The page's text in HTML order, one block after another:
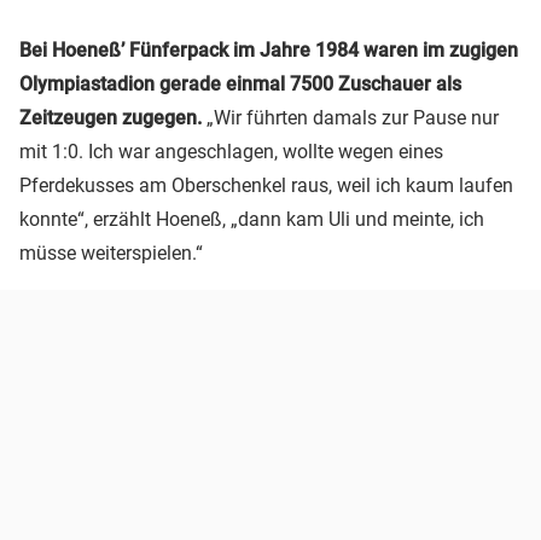
Bei Hoeneß’ Fünferpack im Jahre 1984 waren im zugigen
Olympiastadion gerade einmal 7500 Zuschauer als
Zeitzeugen zugegen. „Wir führten damals zur Pause nur
mit 1:0. Ich war angeschlagen, wollte wegen eines
Pferdekusses am Oberschenkel raus, weil ich kaum laufen
konnte“, erzählt Hoeneß, „dann kam Uli und meinte, ich
müsse weiterspielen.“